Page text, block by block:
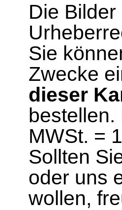
Die
Sie
Zwecke
dieser
bestellen.
MWSt. =
Sollten
oder uns
wollen,